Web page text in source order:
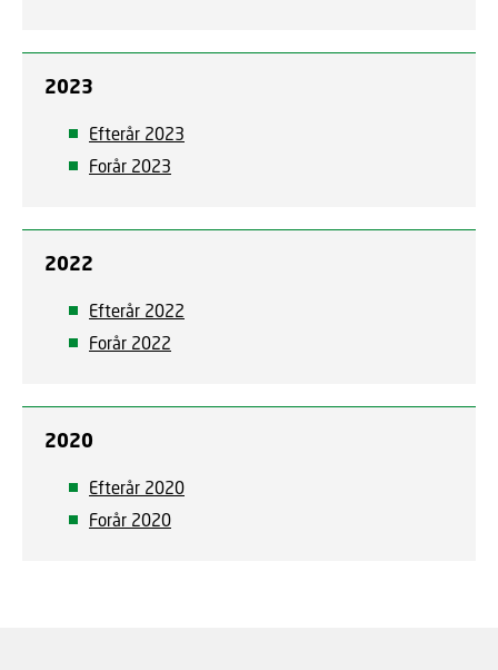
2023
Efterår 2023
Forår 2023
2022
Efterår 2022
Forår 2022
2020
Efterår 2020
Forår 2020